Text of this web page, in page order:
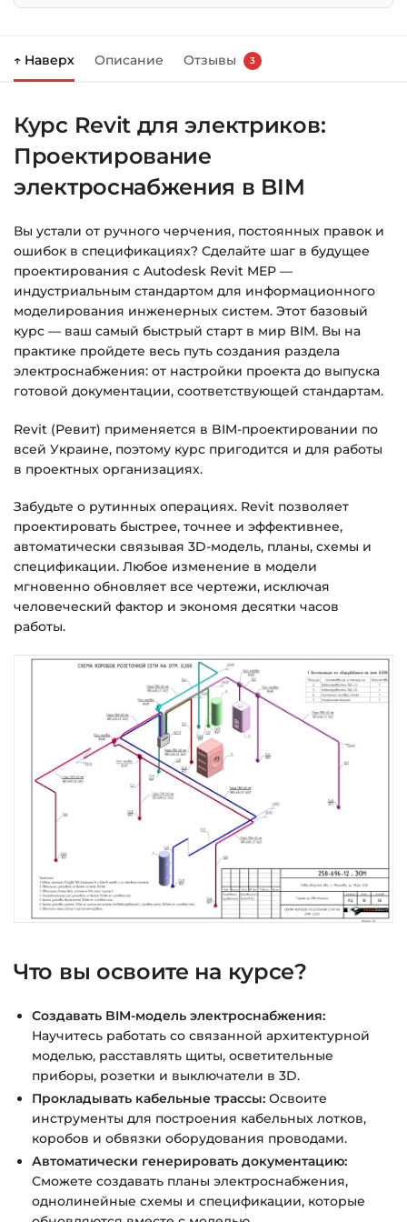
Справа появится корзина — нажмите
Заполните все поля (почта и пароль).
Оплатите удобным способом (более 8
способов оплаты).
благодарности с кнопкой«Перейти к
загрузкам». Нажмите её — и откроется
страница с курсами.
Дополнительно ссылка на курс придёт вам
на email.
Доступ к курсам: без ограничений по
Подробнее об оплате и безопасности — в
справке >>>
Вопросы?Пишите наinfo@siluette.com.uaили в
чат на сайте.
↑ Наверх Описание Отзывы 3
Курс Revit для электриков:
Проектирование
электроснабжения в BIM
Вы устали от ручного черчения, постоянных правок и
ошибок в спецификациях? Сделайте шаг в будущее
проектирования с Autodesk Revit MEP —
индустриальным стандартом для информационного
моделирования инженерных систем. Этот базовый
курс — ваш самый быстрый старт в мир BIM. Вы на
практике пройдете весь путь создания раздела
электроснабжения: от настройки проекта до выпуска
готовой документации, соответствующей стандартам.
Revit (Ревит) применяется в BIM-проектировании по
всей Украине, поэтому курс пригодится и для работы
в проектных организациях.
Забудьте о рутинных операциях. Revit позволяет
проектировать быстрее, точнее и эффективнее,
автоматически связывая 3D-модель, планы, схемы и
спецификации. Любое изменение в модели
мгновенно обновляет все чертежи, исключая
человеческий фактор и экономя десятки часов
работы.
Что вы освоите на курсе?
Создавать BIM-модель электроснабжения:
Научитесь работать со связанной архитектурной
моделью, расставлять щиты, осветительные
приборы, розетки и выключатели в 3D.
Прокладывать кабельные трассы: Освоите
инструменты для построения кабельных лотков,
коробов и обвязки оборудования проводами.
Автоматически генерировать документацию:
Сможете создавать планы электроснабжения,
однолинейные схемы и спецификации, которые